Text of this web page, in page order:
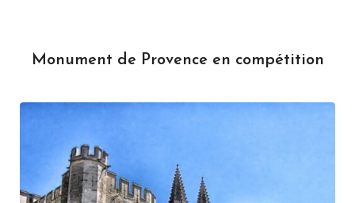
Monument de Provence en compétition